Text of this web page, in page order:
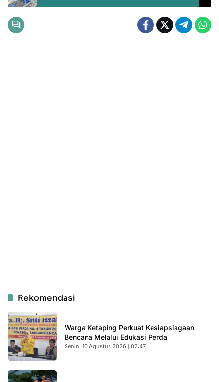
Rekomendasi
Warga Ketaping Perkuat Kesiapsiagaan
Bencana Melalui Edukasi Perda
Senin, 10 Agustus 2026 | 02:47